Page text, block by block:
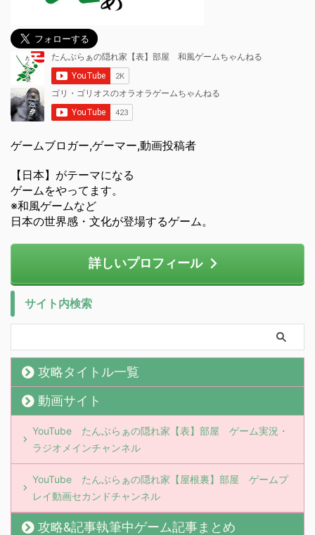
ゲームブロガー,ゲーマー,動画投稿者
【日本】がテーマになる
ゲームをやってます。
※和風ゲームなど
日本の世界感・文化が登場するゲーム。
詳しいプロフィール
サイト内検索
攻略タイトル一覧
動画サイト
YouTube たんぶらぁの隠れ家【表】部屋 ゲーム実況・
ラジオメインチャンネル
YouTube たんぶらぁの隠れ家【屋根裏】部屋 ゲームプ
レイ動画セカンドチャンネル
攻略&記事執筆中ゲーム記事まとめ